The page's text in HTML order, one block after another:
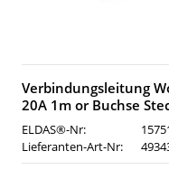
Verbindungsleitung
20A 1m or Buchse
ELDAS®-Nr:
Lieferanten-Art-Nr: